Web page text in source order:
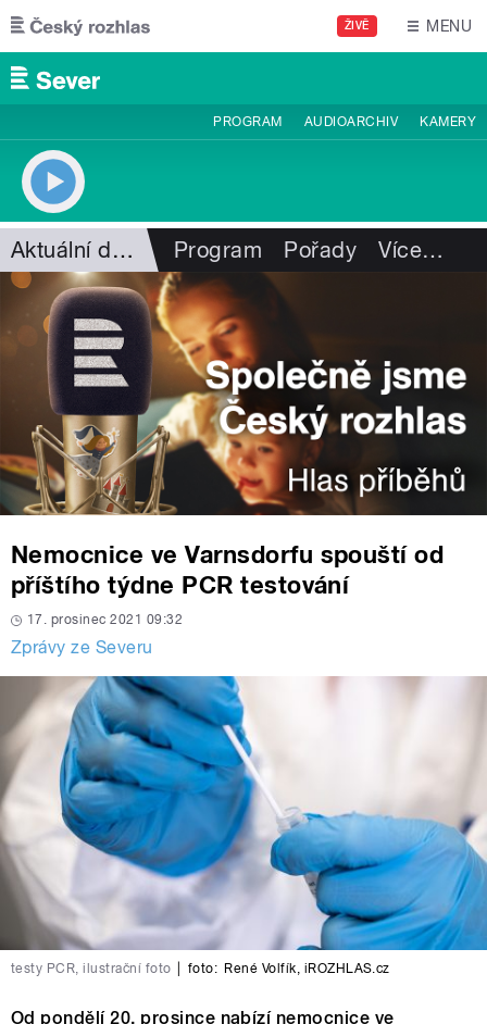
Přejít k hlavnímu obsahu
ŽIVĚ MENU
PROGRAM AUDIOARCHIV KAMERY
Aktuální dění Program Pořady Více…
Nemocnice ve Varnsdorfu spouští od
příštího týdne PCR testování
17. prosinec 2021 09:32
Zprávy ze Severu
testy PCR, ilustrační foto foto: René Volfík, iROZHLAS.cz
Od pondělí 20. prosince nabízí nemocnice ve